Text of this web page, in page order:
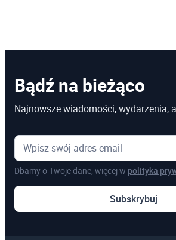
Bądź na bieżąco
Najnowsze wiadomości, wydarzenia,
Dbamy o Twoje dane, więcej w polityka
Subskrybuj